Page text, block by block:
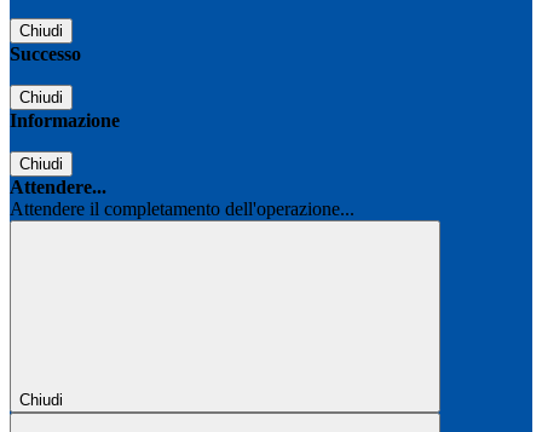
Chiudi
Successo
Chiudi
Informazione
Chiudi
Attendere...
Attendere il completamento dell'operazione...
Chiudi